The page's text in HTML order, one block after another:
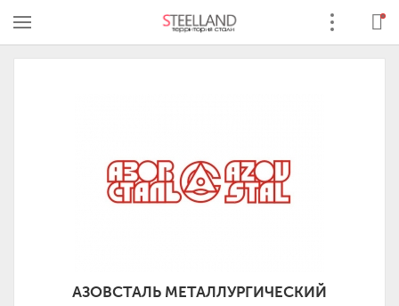
АЗОВСТАЛЬ МЕТАЛЛУРГИЧЕСКИЙ